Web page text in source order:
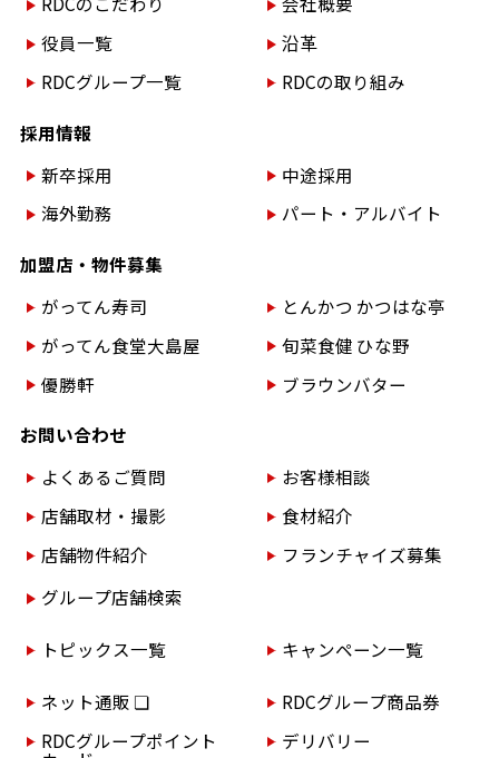
役員一覧
沿革
RDCグループ一覧
RDCの取り組み
採用情報
新卒採用
中途採用
海外勤務
パート・アルバイト
加盟店・物件募集
がってん寿司
とんかつ かつはな亭
がってん食堂大島屋
旬菜食健 ひな野
優勝軒
ブラウンバター
お問い合わせ
よくあるご質問
お客様相談
店舗取材・撮影
食材紹介
店舗物件紹介
フランチャイズ募集
グループ店舗検索
トピックス一覧 キャンペーン一覧
ネット通販 ❏
RDCグループ商品券
RDCグループポイント
デリバリー